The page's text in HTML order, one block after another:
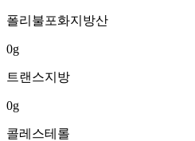
폴리불포화지방산
0g
트랜스지방
0g
콜레스테롤